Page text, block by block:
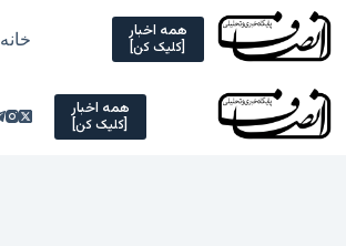
Skip
content
همه اخبار
[کلیک کن] خانه
همه اخبار
[کلیک کن]